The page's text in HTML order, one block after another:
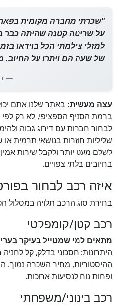
"שכרתי מחברה מקומית בפארו
על שריטה קטנה שהיתה כבר
למזלי צילמתי הכל בוידאו
של שעה הם ויתרו על החיוב.
—
עצה מעשית: באתר שלנו אתם
ברמת הסניף הספציפי, לא רק
לבחור חברות עם דירוג גבוה
שליליות חוזרות בנושאי תרמית או
לשלם מעט יותר ולקבל שירות
בחיובים בלתי צפויים.
איזה רכב לבחור
בחירת סוג הרכב תלויה במסלול
רכב קטן/קומפקטי
מתאים למי שמטייל בעיקר
היתרונות: חסכוני בדלק, קל
ההיסטוריות, מחיר השכרה נמוך.
ופחות נוח לנסיעות ארוכות.
רכב בינוני/משפחתי